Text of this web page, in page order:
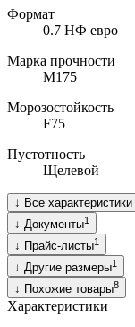
Формат
0.7 НФ евро
Марка прочности
M175
Морозостойкость
F75
Пустотность
Щелевой
↓ Все характеристики
↓ Документы1
↓ Прайс-листы1
↓ Другие размеры1
↓ Похожие товары8
Характеристики